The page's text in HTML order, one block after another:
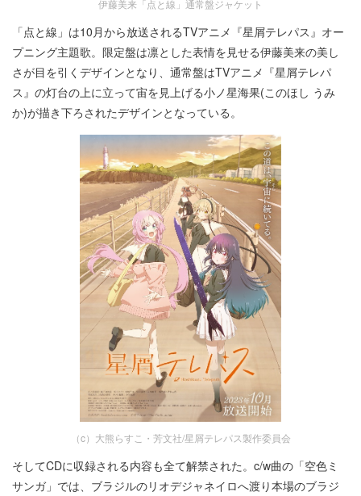
伊藤美来「点と線」通常盤ジャケット
「点と線」は10月から放送されるTVアニメ『星屑テレパス』オー
プニング主題歌。限定盤は凛とした表情を見せる伊藤美来の美し
さが目を引くデザインとなり、通常盤はTVアニメ『星屑テレパ
ス』の灯台の上に立って宙を見上げる小ノ星海果(このほし うみ
か)が描き下ろされたデザインとなっている。
（c）大熊らすこ・芳文社/星屑テレパス製作委員会
そしてCDに収録される内容も全て解禁された。c/w曲の「空色ミ
サンガ」では、ブラジルのリオデジャネイロへ渡り本場のブラジ